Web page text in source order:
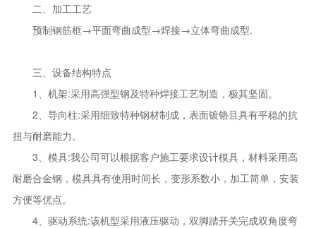
二、加工工艺
预制钢筋框→平面弯曲成型→焊接→立体弯曲成型.
三、设备结构特点
1、机架:采用高强型钢及特种焊接工艺制造，极其坚固。
2、导向柱:采用细致特种钢材制成，表面镀铬且具有平稳的抗
扭与耐磨能力。
3、模具:我公司可以根据客户施工要求设计模具，材料采用高
耐磨合金钢，模具具有使用时间长，变形系数小，加工简单，安装
方便等优点。
4、驱动系统:该机型采用液压驱动，双脚踏开关完成双角度弯